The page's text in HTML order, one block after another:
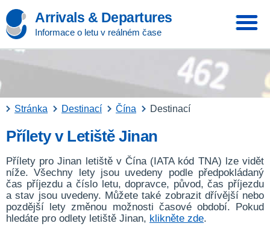
Arrivals & Departures
Informace o letu v reálném čase
Stránka Destinací Čína Destinací
Přílety v Letiště Jinan
Přílety pro Jinan letiště v Čína (IATA kód TNA) lze vidět
níže. Všechny lety jsou uvedeny podle předpokládaný
čas příjezdu a číslo letu, dopravce, původ, čas příjezdu
a stav jsou uvedeny. Můžete také zobrazit dřívější nebo
pozdější lety změnou možnosti časové období. Pokud
hledáte pro odlety letiště Jinan, klikněte zde.